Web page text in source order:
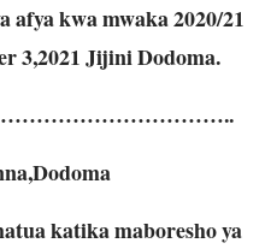
afya kwa mwaka 2020/21
3,2021 Jijini Dodoma.
katika maboresho ya